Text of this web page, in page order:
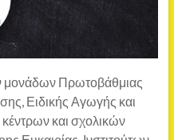
μονάδων Πρωτοβάθμιας
Ειδικής Αγωγής και
και σχολικών